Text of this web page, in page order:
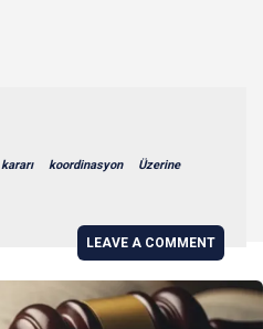
kararı koordinasyon Üzerine
LEAVE A COMMENT